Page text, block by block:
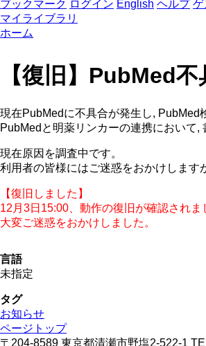
ブックマーク ログイン English ヘルプ ゲ
マイライブラリ
ホーム
【復旧】PubMed
現在PubMedに不具合が発生し,
PubMedと明薬リンカーの連携において,
現在原因を調査中です。
利用者の皆様にはご迷惑をおかけします
【復旧しました】
12月3日15:00、動作の復旧が確認されま
大変ご迷惑をおかけしました。
言語
未指定
タグ
お知らせ
ページトップ
〒204-8589 東京都清瀬市野塩2-522-1